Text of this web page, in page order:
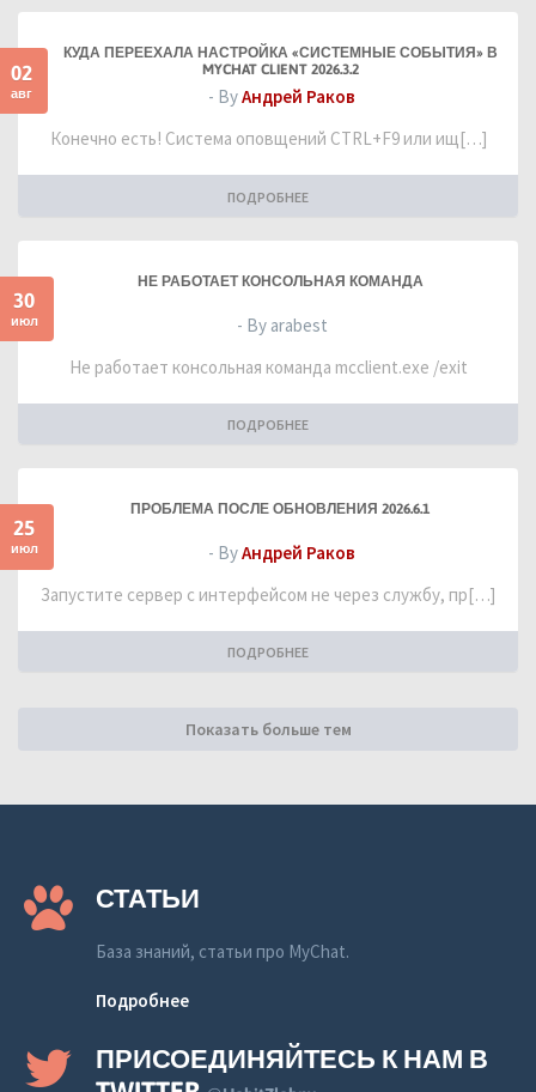
02
авг
КУДА ПЕРЕЕХАЛА НАСТРОЙКА «СИСТЕМНЫЕ СОБЫТИЯ» В
MYCHAT CLIENT 2026.3.2
- ByАндрей Раков
Конечно есть! Система оповщений CTRL+F9 или ищ[…]
ПОДРОБНЕЕ
30
июл
НЕ РАБОТАЕТ КОНСОЛЬНАЯ КОМАНДА
- By arabest
Не работает консольная команда mcclient.exe /exit
ПОДРОБНЕЕ
25
июл
ПРОБЛЕМА ПОСЛЕ ОБНОВЛЕНИЯ 2026.6.1
- ByАндрей Раков
Запустите сервер с интерфейсом не через службу, пр[…]
ПОДРОБНЕЕ
Показать больше тем
СТАТЬИ
База знаний, статьи про MyChat.
Подробнее
ПРИСОЕДИНЯЙТЕСЬ К НАМ В